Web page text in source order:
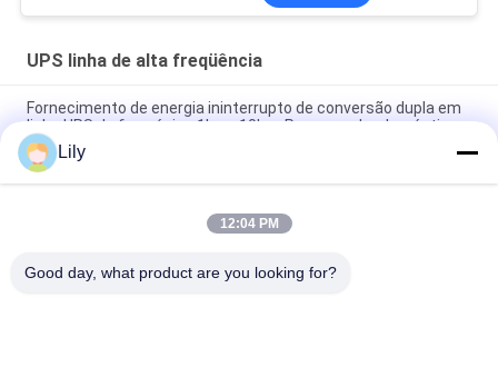
UPS linha de alta freqüência
Fornecimento de energia ininterrupto de conversão dupla em
linha UPS de fase única 1kva -10kva Para gerador doméstico
Fase monofásica UPS 1-10kva PF 1,0 da dobro-conversão em
linha
PTEC Online UPS de dupla conversão de fase única 1-10kva PF
Lily
12:04 PM
Good day, what product are you looking for?